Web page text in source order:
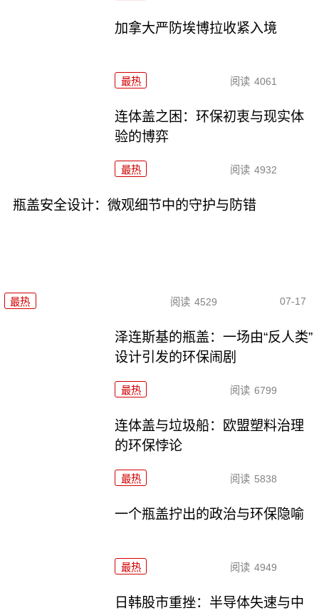
加拿大严防埃博拉收紧入境
最热 阅读 4061
连体盖之困：环保初衷与现实体
验的博弈
最热 阅读 4932
瓶盖安全设计：微观细节中的守护与防错
最热 阅读 4529 07-17
泽连斯基的瓶盖：一场由“反人类”
设计引发的环保闹剧
最热 阅读 6799
连体盖与垃圾船：欧盟塑料治理
的环保悖论
最热 阅读 5838
一个瓶盖拧出的政治与环保隐喻
最热 阅读 4949
日韩股市重挫：半导体失速与中